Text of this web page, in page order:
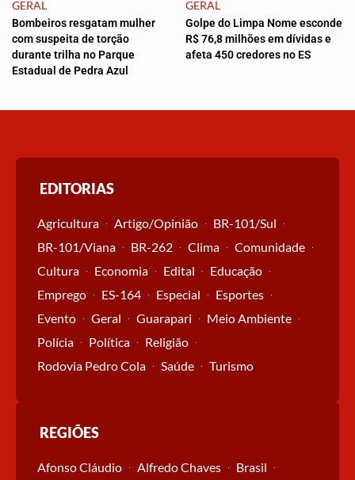
GERAL
Bombeiros resgatam mulher
com suspeita de torção
durante trilha no Parque
Estadual de Pedra Azul
GERAL
Golpe do Limpa Nome esconde
R$ 76,8 milhões em dívidas e
afeta 450 credores no ES
EDITORIAS
Agricultura Artigo/Opinião
BR-101/Sul
BR-101/Viana
BR-262 Clima
Comunidade
Cultura
Economia Edital
Educação
Emprego
ES-164 Especial
Esportes
Evento
Geral Guarapari
Meio Ambiente
Polícia
Política
Religião
Rodovia Pedro Cola
Saúde Turismo
REGIÕES
Afonso Cláudio Alfredo Chaves
Brasil